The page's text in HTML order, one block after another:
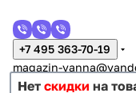
+7 495 363-70-19
magazin-
г. Москва, Митино,
Нет скидки на